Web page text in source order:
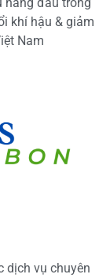
khí hậu & giảm
Nam
dịch vụ chuyên